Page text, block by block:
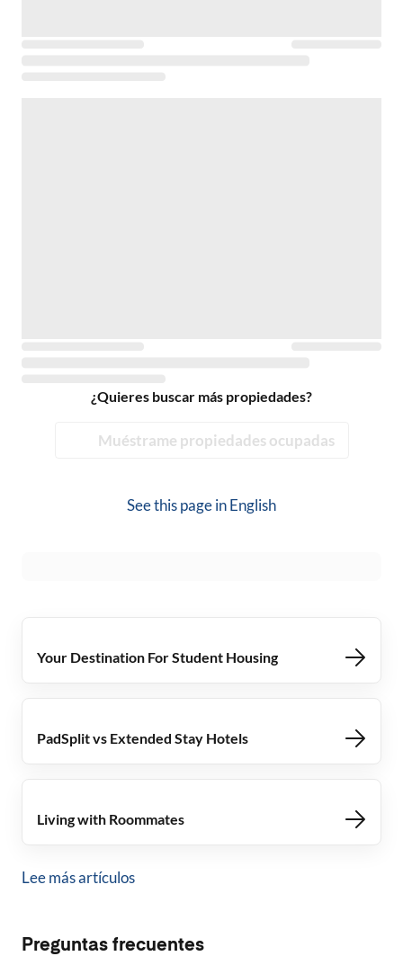
¿Quieres buscar más propiedades?
Muéstrame propiedades ocupadas
See this page inEnglish
Your Destination For Student Housing
PadSplit vs Extended Stay Hotels
Living with Roommates
Lee más artículos
Preguntas frecuentes